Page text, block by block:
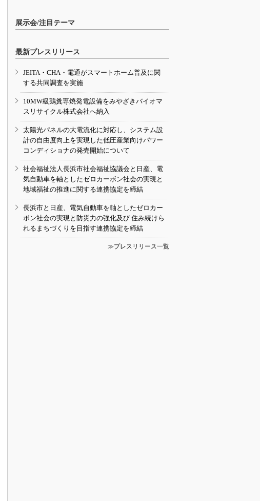
展示会/注目テーマ
最新プレスリリース
JEITA・CHA・電通がスマートホーム普及に関
する共同調査を実施
10MW級鶏糞専焼発電設備をみやざきバイオマ
スリサイクル株式会社へ納入
太陽光パネルの大電流化に対応し、システム設
計の自由度向上を実現した低圧産業向けパワー
コンディショナの発売開始について
社会福祉法人長浜市社会福祉協議会と日産、電
気自動車を軸としたゼロカーボン社会の実現と
地域福祉の推進に関する連携協定を締結
長浜市と日産、電気自動車を軸としたゼロカー
ボン社会の実現と防災力の強化及び 住み続けら
れるまちづくりを目指す連携協定を締結
≫プレスリリース一覧